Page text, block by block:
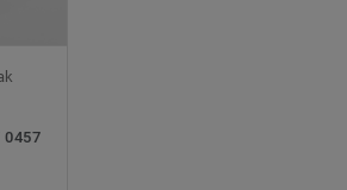
0457